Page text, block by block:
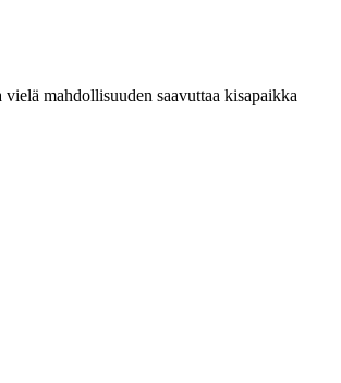
mahdollisuuden saavuttaa kisapaikka